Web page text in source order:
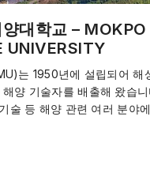
대학교 –
UNIVERSITY
는 1950년에 설립되어 해
양 기술자를 배출해 왔습
술 등 해양 관련 여러 분야